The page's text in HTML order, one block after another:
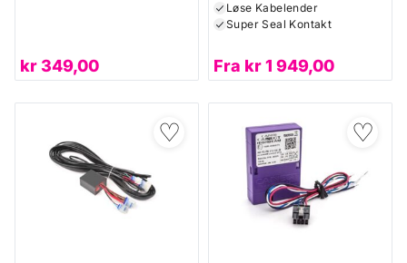
kr349,00
Løse Kabelender
Super Seal Kontakt
Fra kr1 949,00
♡ ♡